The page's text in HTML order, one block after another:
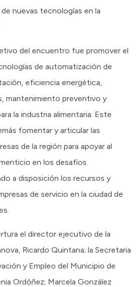
nuevas tecnologías en la
del encuentro fue promover el
de automatización de
eficiencia energética,
mantenimiento preventivo y
la industria alimentaria. Este
fomentar y articular las
de la región para apoyar al
en los desafíos
a disposición los recursos y
de servicio en la ciudad de
el director ejecutivo de la
Ricardo Quintana; la Secretaria
y Empleo del Municipio de
Ordóñez; Marcela González